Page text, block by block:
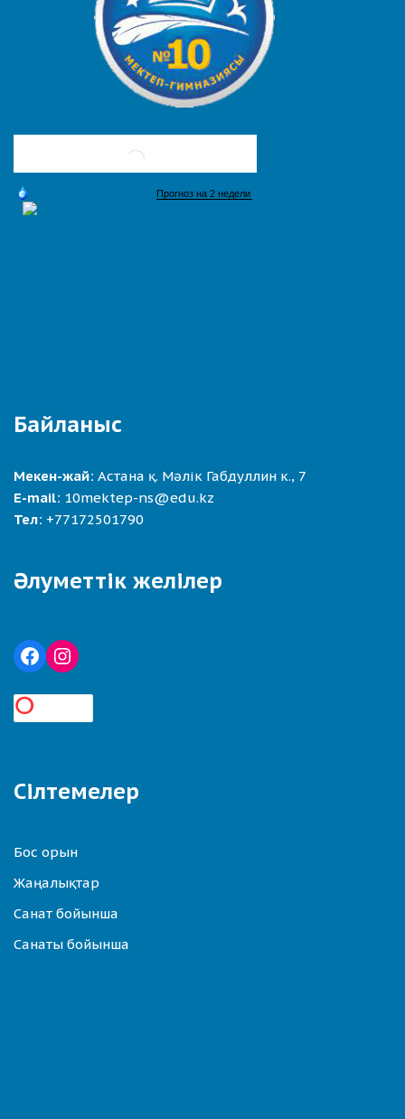
Байланыс
Мекен-жай: Астана қ. Мәлік Габдуллин к., 7
E-mail: 10mektep-ns@edu.kz
Тел: +77172501790
Әлуметтік желілер
Сілтемелер
Бос орын
Жаңалықтар
Санат бойынша
Санаты бойынша